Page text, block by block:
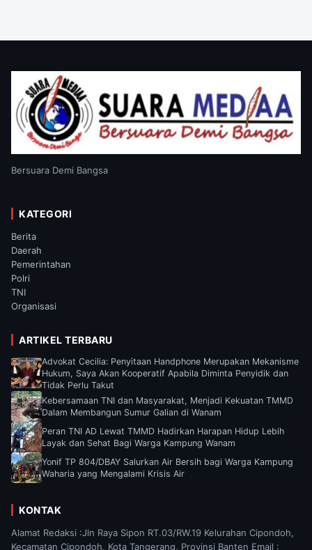
Bersuara Demi Bangsa
KATEGORI
Berita
Daerah
Pemerintahan
Polri
TNI
Organisasi
ARTIKEL TERBARU
Advokat Cecilia: Penyitaan Handphone Merupakan Mekanisme
Hukum, Saya Akan Kooperatif Apabila Diminta Penyidik dan
Tidak Perlu Takut
Kebersamaan TNI dan Masyarakat, Menjadi Kekuatan TMMD
Dalam Membangun Sumur Galian di Wanam
Peran TNI AD Lewat TMMD Hadirkan Harapan Hidup Lebih
Layak dan Sehat Bagi Warga Kampung Wanam
Yonif TP 804/DBAY Salurkan Air Bersih bagi Warga Kampung
Waharia yang Mengalami Krisis Air
KONTAK
Alamat Redaksi :Jln Raya Sipon RT.03/RW.19 Kelurahan Cipondoh,
Kecamatan Cipondoh, Kota Tangerang, Provinsi Banten Email :